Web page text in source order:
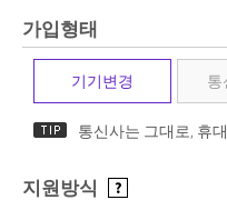
가입형태
기기변경 통
통신사는 그대로, 휴
지원방식